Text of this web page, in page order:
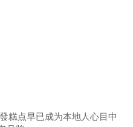
糕点早已成为本地人心目中